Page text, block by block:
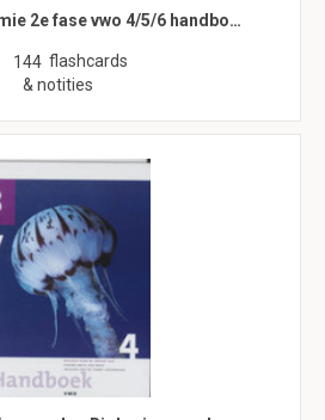
2e fase vwo 4/5/6 handbo…
144 flashcards
& notities